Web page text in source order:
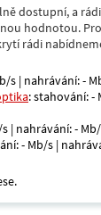
dostupní, a
hodnotou.
rádi
s | nahrávání: -
: stahování: -
| nahrávání: -
- Mb/s |